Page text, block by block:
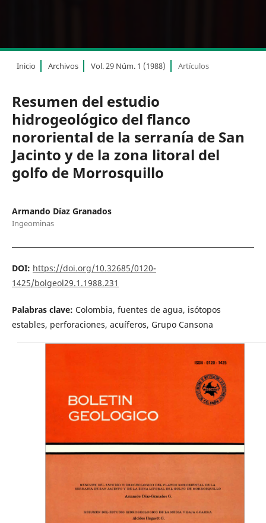
Inicio Archivos Vol. 29 Núm. 1 (1988) Artículos
Resumen del estudio
hidrogeológico del flanco
nororiental de la serranía de San
Jacinto y de la zona litoral del
golfo de Morrosquillo
Armando Díaz Granados
Ingeominas
DOI: https://doi.org/10.32685/0120-
1425/bolgeol29.1.1988.231
Palabras clave: Colombia, fuentes de agua, isótopos
estables, perforaciones, acuíferos, Grupo Cansona